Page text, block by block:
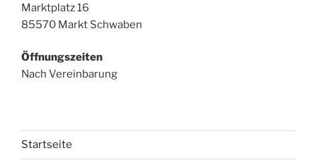
Marktplatz 16
85570 Markt Schwaben
Öffnungszeiten
Nach Vereinbarung
Startseite